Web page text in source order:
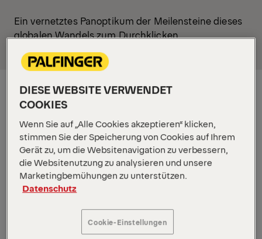
Ein vernetztes Panoptikum der Meilensteine dieses
globalen Wandels zum Durchklicken.
PALFINGER: Von der
Werkstatt zum
Weltmarktführer
DIESE WEBSITE VERWENDET
COOKIES
Wenn Sie auf „Alle Cookies akzeptieren“ klicken,
stimmen Sie der Speicherung von Cookies auf Ihrem
Gerät zu, um die Websitenavigation zu verbessern,
die Websitenutzung zu analysieren und unsere
Marketingbemühungen zu unterstützen.
Datenschutz
Cookie-Einstellungen